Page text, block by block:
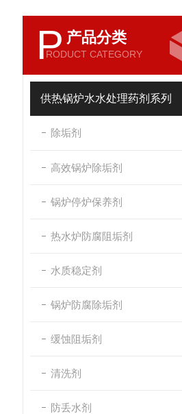
P 产品分类
RODUCT CATEGORY
供热锅炉水水处理药剂系列
除垢剂
高效锅炉除垢剂
锅炉停炉保养剂
热水炉防腐阻垢剂
水质稳定剂
锅炉防腐除垢剂
缓蚀阻垢剂
清洗剂
防丢水剂